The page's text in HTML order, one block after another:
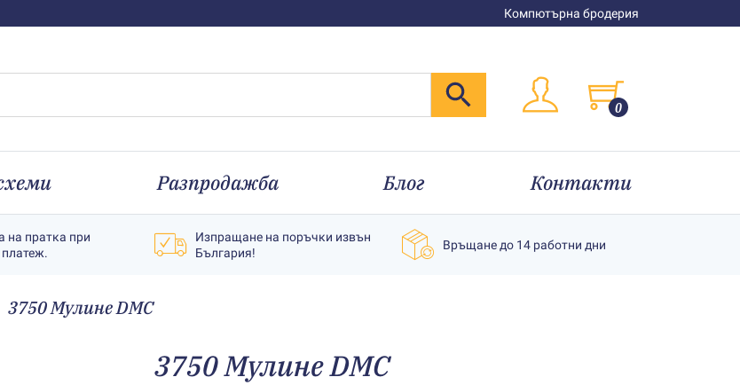
Компютърна бродерия
0
Разпродажба Блог Контакти
на пратка при
Изпращане на поръчки извън
България!
Връщане до 14 работни дни
3750 Мулине DMC
3750 Мулине DMC